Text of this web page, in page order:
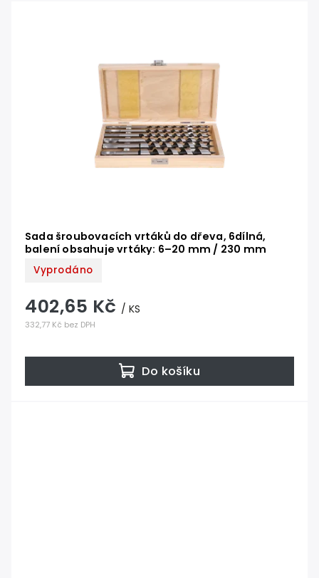
Sada šroubovacích vrtáků do dřeva, 6dílná,
balení obsahuje vrtáky: 6–20 mm / 230 mm
Vyprodáno
332,77 Kč bez DPH
402,65 Kč / KS
Do košíku